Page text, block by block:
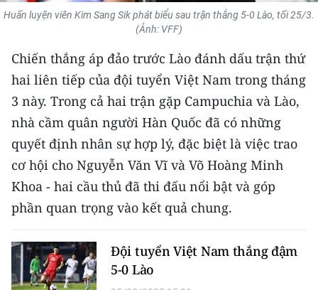
TRI THỨC CHUYÊN SÂU
CHƯƠNG TRÌNH OCOP - MỖI XÃ
MỘT SẢN PHẨM
RADIO
MEDIA CENTER
E-Magazine
Video
Media Chính trị
Huấn luyện viên Kim Sang Sik phát biểu sau trận thắng 5-0 Lào, tối 25/3.
(Ảnh: VFF)
Chiến thắng áp đảo trước Lào đánh dấu trận thứ
hai liên tiếp của đội tuyển Việt Nam trong tháng
3 này. Trong cả hai trận gặp Campuchia và Lào,
nhà cầm quân người Hàn Quốc đã có những
quyết định nhân sự hợp lý, đặc biệt là việc trao
cơ hội cho Nguyễn Văn Vĩ và Võ Hoàng Minh
Khoa - hai cầu thủ đã thi đấu nổi bật và góp
phần quan trọng vào kết quả chung.
Đội tuyển Việt Nam thắng đậm
5-0 Lào